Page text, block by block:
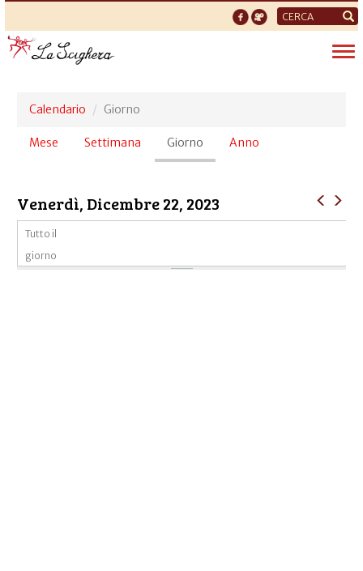
Form
di
ricerca
Calendario Giorno
Schede
Mese Settimana Giorno (scheda
attiva)
Anno
Venerdì, Dicembre 22, 2023
Tutto il
giorno